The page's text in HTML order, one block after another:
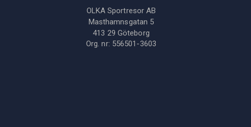
OLKA Sportresor AB
Masthamnsgatan 5
413 29 Göteborg
Org. nr: 556501-3603